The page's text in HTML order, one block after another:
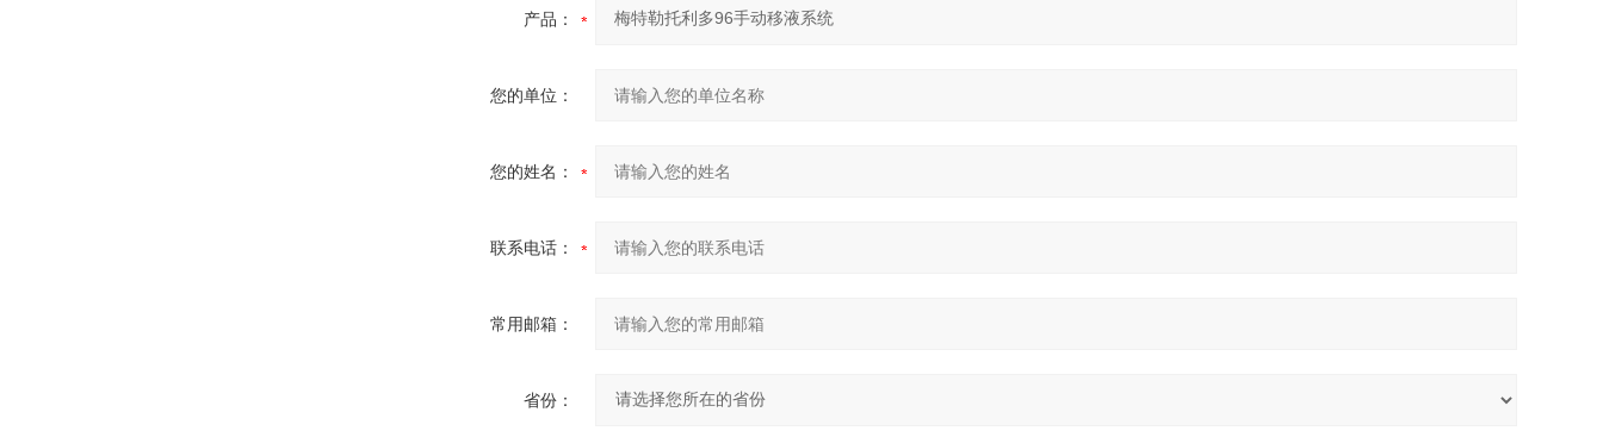
产品：
您的单位：
您的姓名：
联系电话：
常用邮箱：
省份：